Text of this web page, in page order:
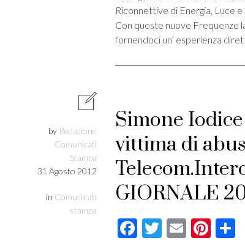
Riconnettive di Energia, Luce
Con queste nuove Frequenze
fornendoci un’ esperienza
by Redazione
Comunicati
Stampa
31 Agosto 2012
in Comunicati
stampa
Simone
vittima di
GIORNALE
Facebook
Twitter
Email